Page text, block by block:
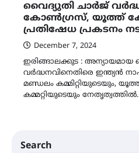
വൈദ്യുതി ചാർജ്
കോൺഗ്രസ്, യൂത്ത്
പ്രതിഷേധ പ്രകടനം
December 7, 2024
ഇരിങ്ങാലക്കുട : അന്യായമായ
വർദ്ധനവിനെതിരെ
മണ്ഡലം കമ്മിറ്റിയുടെയും,
കമ്മറ്റിയുടെയും
Search